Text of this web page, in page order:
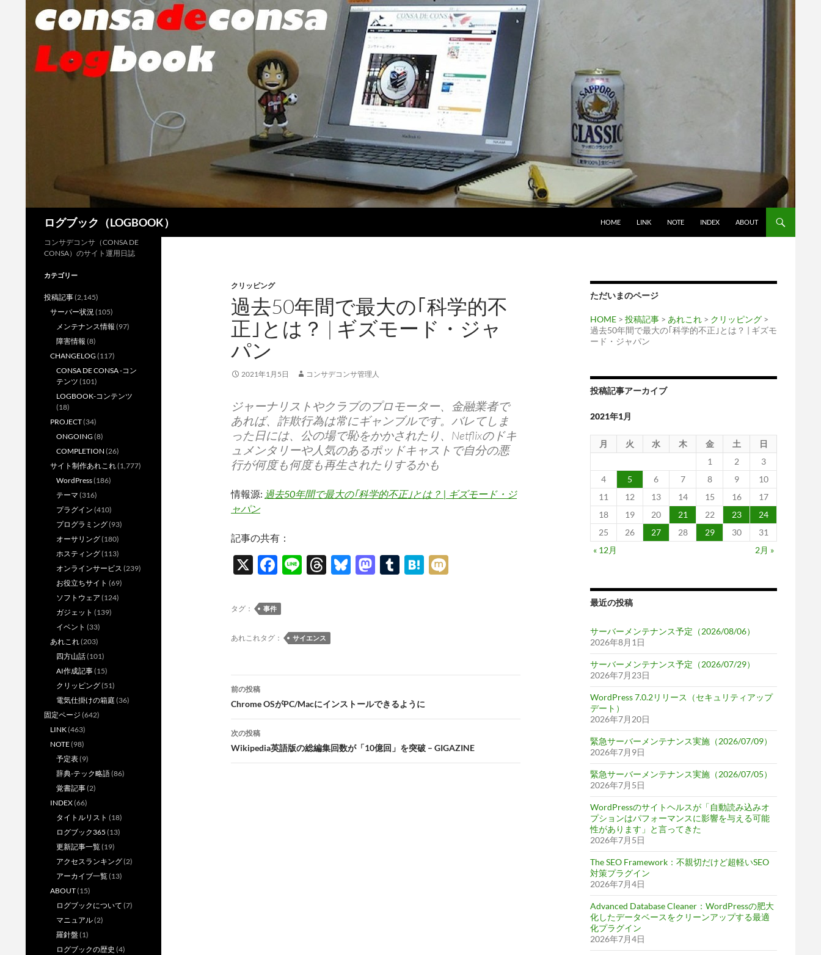
ログブック（LOGBOOK）
HOME
LINK NOTE INDEX ABOUT
クリッピング
過去50年間で最大の｢科学的不
正｣とは？ | ギズモード・ジャ
パン
2021年1月5日 コンサデコンサ管理人
ジャーナリストやクラブのプロモーター、金融業者で
あれば、詐欺行為は常にギャンブルです。バレてしま
った日には、公の場で恥をかかされたり、Netflixのドキ
ュメンタリーや人気のあるポッドキャストで自分の悪
行が何度も何度も再生されたりするかも
情報源: 過去50年間で最大の｢科学的不正｣とは？ | ギズモード・ジ
ャパン
記事の共有：
X
F
e
b
o
k
Li
T
ds
Bl M T
H
タグ： 事件
あれこれタグ： サイエンス
投
稿
ナ
ビ
ゲ
前の投稿
Chrome OSがPC/Macにインストールできるように
次の投稿
Wikipedia英語版の総編集回数が「10億回」を突破 – GIGAZINE
ただいまのページ
HOME > 投稿記事 > あれこれ > クリッピング >
過去50年間で最大の｢科学的不正｣とは？ | ギズモ
ード・ジャパン
投稿記事アーカイブ
2021年1月
月 火 水 木 金 土
日
1
2
3
4
5 6 7 8 9
10
11
12 13 14 15 16
17
18
19 20 21 22 23
24
25
26 27 28 29 30
31
« 12月
2月 »
最近の投稿
サーバーメンテナンス予定（2026/08/06）
2026年8月1日
サーバーメンテナンス予定（2026/07/29）
2026年7月23日
WordPress 7.0.2リリース（セキュリティアップ
デート）
2026年7月20日
緊急サーバーメンテナンス実施（2026/07/09）
2026年7月9日
緊急サーバーメンテナンス実施（2026/07/05）
2026年7月5日
WordPressのサイトヘルスが「自動読み込みオ
プションはパフォーマンスに影響を与える可能
性があります」と言ってきた
2026年7月5日
The SEO Framework：不親切だけど超軽いSEO
対策プラグイン
2026年7月4日
Advanced Database Cleaner：WordPressの肥大
化したデータベースをクリーンアップする最適
化プラグイン
2026年7月4日
コンサデコンサ（CONSA DE
CONSA）のサイト運用日誌
カテゴリー
投稿記事(2,145)
サーバー状況(105)
メンテナンス情報 (97)
障害情報 (8)
CHANGELOG (117)
CONSA DE CONSA -コン
テンツ (101)
LOGBOOK-コンテンツ
(18)
PROJECT(34)
ONGOING (8)
COMPLETION (26)
サイト制作あれこれ(1,777)
WordPress(186)
テーマ (316)
プラグイン (410)
プログラミング(93)
オーサリング(180)
ホスティング(113)
オンラインサービス (239)
お役立ちサイト (69)
ソフトウェア (124)
ガジェット (139)
イベント (33)
あれこれ(203)
四方山話(101)
AI作成記事(15)
クリッピング(51)
電気仕掛けの箱庭 (36)
固定ページ (642)
LINK(463)
NOTE(98)
予定表(9)
辞典-テック略語(86)
覚書記事(2)
INDEX(66)
タイトルリスト (18)
ログブック365 (13)
更新記事一覧(19)
アクセスランキング(2)
アーカイブ一覧(13)
ABOUT(15)
ログブックについて (7)
マニュアル(2)
羅針盤(1)
ログブックの歴史 (4)